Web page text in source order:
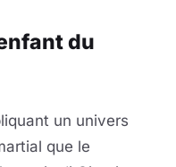
du
un univers
que le